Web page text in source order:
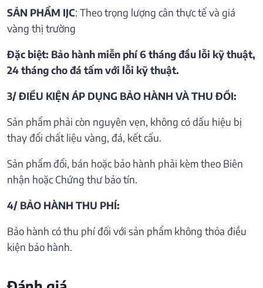
SẢN PHẨM IJC: Theo trọng lượng cân thực tế và giá
vàng thị trường
Đặc biệt: Bảo hành miễn phí 6 tháng đầu lỗi kỹ thuật,
24 tháng cho đá tấm với lỗi kỹ thuật.
3/ ĐIỀU KIỆN ÁP DỤNG BẢO HÀNH VÀ THU ĐỒI:
Sản phẩm phải còn nguyên vẹn, không có dấu hiệu bị
thay đổi chất liệu vàng, đá, kết cấu.
Sản phẩm đổi, bán hoặc bảo hành phải kèm theo Biên
nhận hoặc Chứng thư bảo tín.
4/ BẢO HÀNH THU PHÍ:
Bảo hành có thu phí đối với sản phẩm không thỏa điều
kiện bảo hành.